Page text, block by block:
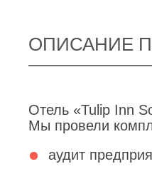
ОПИСАНИЕ
Отель «Tulip Inn
Мы провели
аудит